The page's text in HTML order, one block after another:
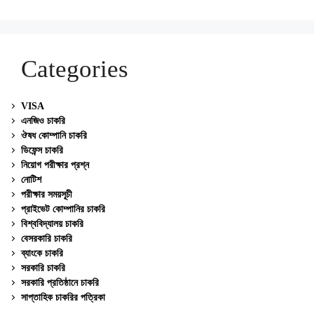
Categories
VISA
এনজিও চাকরি
ঔষধ কোম্পানি চাকরি
ডিফেন্স চাকরি
নিয়োগ পরীক্ষার প্রশ্ন
নোটিশ
পরীক্ষার সময়সূচী
প্রাইভেট কোম্পানির চাকরি
বিশ্ববিদ্যালয় চাকরি
বেসরকারি চাকরি
ব্যাংকে চাকরি
সরকারি চাকরি
সরকারি প্রতিষ্ঠানে চাকরি
সাপ্তাহিক চাকরির পত্রিকা